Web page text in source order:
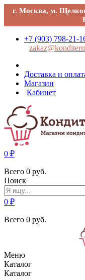
г. Москва, м.
+7 (903) 798-21-
Доставка и
Магазин
Кабинет
0 ₽
Всего 0 руб.
Поиск
0 ₽
Всего 0 руб.
Меню
Каталог
Каталог